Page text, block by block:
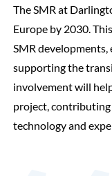
The SMR at
Europe by 2030.
SMR developments,
supporting the
involvement will
project,
technology and